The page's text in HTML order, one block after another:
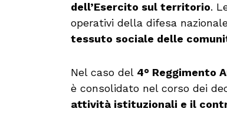
dell’Esercito sul territorio.
operativi della difesa
tessuto sociale delle
Nel caso del 4° Reggimento
è consolidato nel corso dei
attività istituzionali e il